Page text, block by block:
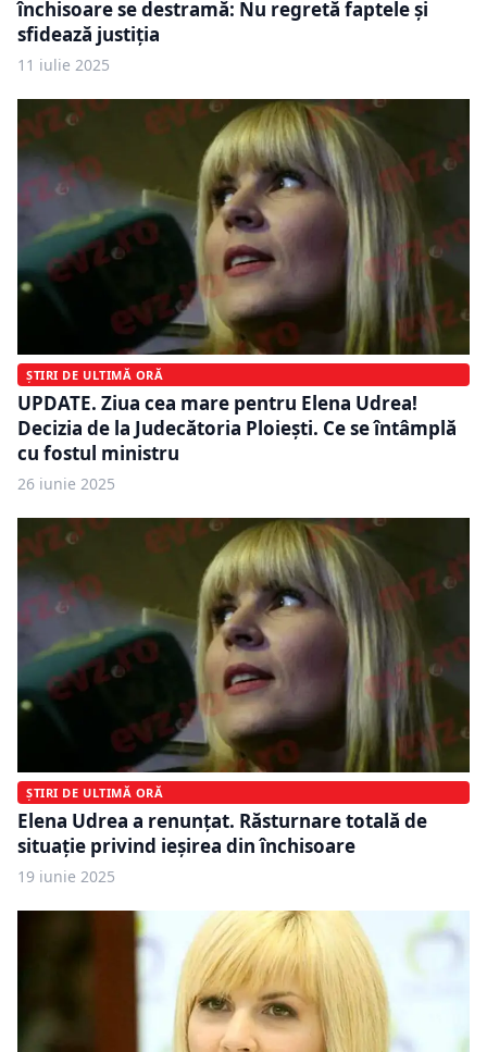
închisoare se destramă: Nu regretă faptele și
sfidează justiția
11 iulie 2025
ȘTIRI DE ULTIMĂ ORĂ
UPDATE. Ziua cea mare pentru Elena Udrea!
Decizia de la Judecătoria Ploiești. Ce se întâmplă
cu fostul ministru
26 iunie 2025
ȘTIRI DE ULTIMĂ ORĂ
Elena Udrea a renunțat. Răsturnare totală de
situație privind ieșirea din închisoare
19 iunie 2025